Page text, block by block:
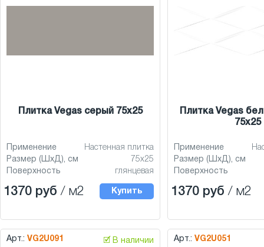
Плитка Vegas серый 75x25
Применение
Настенная плитка
Размер (ШхД), см
75x25
Поверхность
глянцевая
1370 руб / м2 Купить
Плитка Vegas
75x25
Применение
Размер (ШхД), см
Поверхность
1370 руб / м2
Арт.: VG2U091 🗹 В наличии Арт.: VG2U051